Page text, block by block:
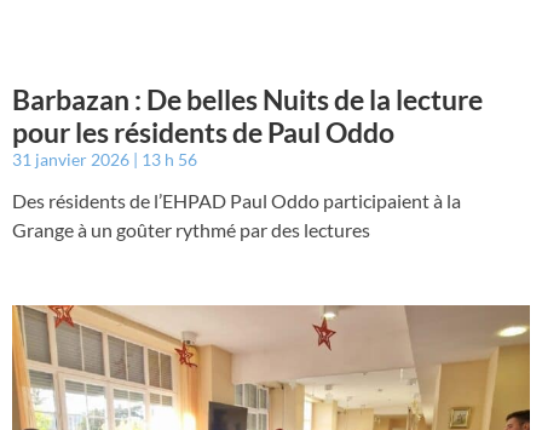
Barbazan : De belles Nuits de la lecture
pour les résidents de Paul Oddo
31 janvier 2026 13 h 56
Des résidents de l’EHPAD Paul Oddo participaient à la
Grange à un goûter rythmé par des lectures